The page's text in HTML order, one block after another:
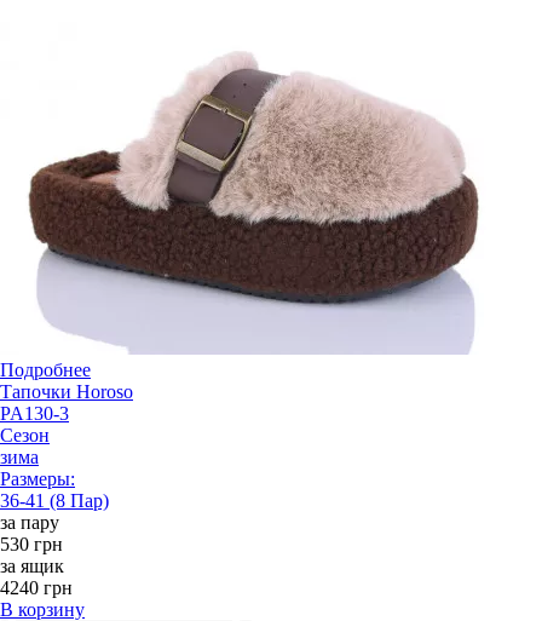
Подробнее
Тапочки Horoso
PA130-3
Сезон
зима
Размеры:
36-41 (8 Пар)
за пару
530 грн
за ящик
4240 грн
В корзину